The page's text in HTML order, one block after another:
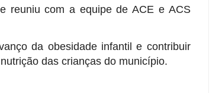
reuniu com a equipe de ACE e ACS
da obesidade infantil e contribuir
das crianças do município.